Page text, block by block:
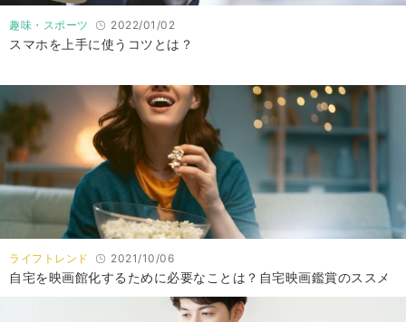
趣味・スポーツ 2022/01/02
スマホを上手に使うコツとは？
ライフトレンド 2021/10/06
自宅を映画館化するために必要なことは？自宅映画鑑賞のススメ